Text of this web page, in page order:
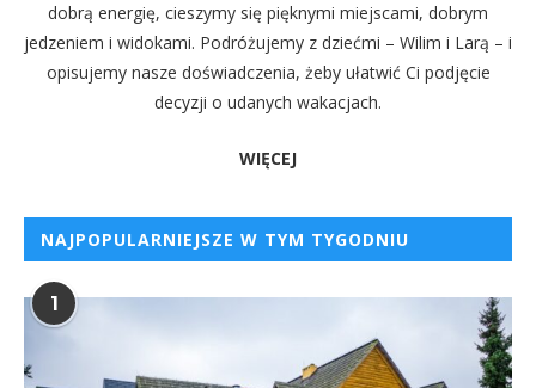
dobrą energię, cieszymy się pięknymi miejscami, dobrym
jedzeniem i widokami. Podróżujemy z dziećmi – Wilim i Larą – i
opisujemy nasze doświadczenia, żeby ułatwić Ci podjęcie
decyzji o udanych wakacjach.
WIĘCEJ
NAJPOPULARNIEJSZE W TYM TYGODNIU
1